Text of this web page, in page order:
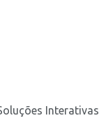
Interativas